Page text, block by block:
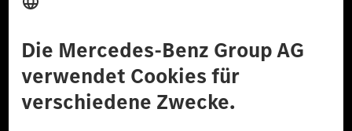
© 2026 Mercedes-Benz Group AG. Alle Rechte vorbehalten.